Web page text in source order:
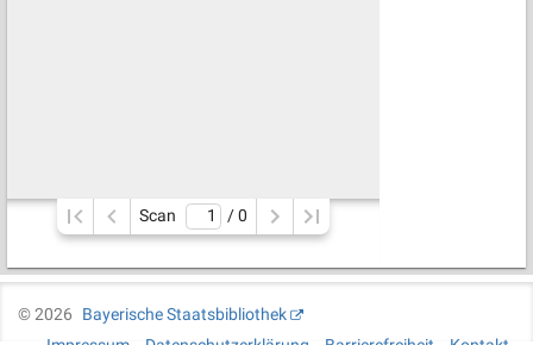
Scan / 0
©2026
Bayerische Staatsbibliothek